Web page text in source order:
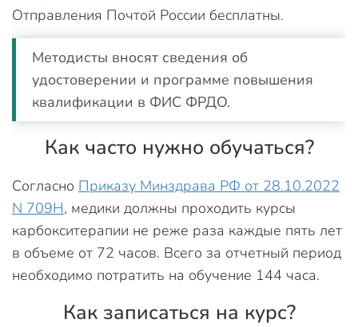
Отправления Почтой России бесплатны.
Методисты вносят сведения об
удостоверении и программе повышения
квалификации в ФИС ФРДО.
Как часто нужно обучаться?
Согласно Приказу Минздрава РФ от 28.10.2022
N 709Н, медики должны проходить курсы
карбокситерапии не реже раза каждые пять лет
в объеме от 72 часов. Всего за отчетный период
необходимо потратить на обучение 144 часа.
Как записаться на курс?